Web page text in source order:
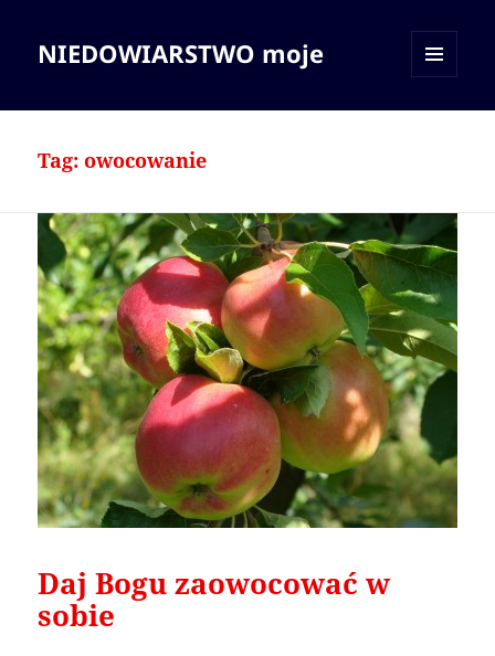
NIEDOWIARSTWO moje
Tag:owocowanie
Daj Bogu zaowocować w
sobie